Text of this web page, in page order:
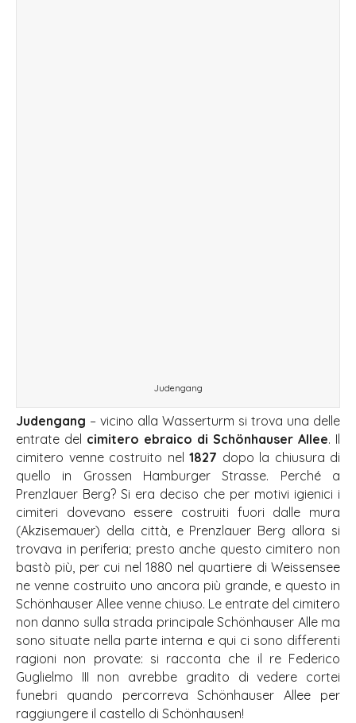
Judengang
Judengang – vicino alla Wasserturm si trova una delle
entrate del cimitero ebraico di Schönhauser Allee. Il
cimitero venne costruito nel 1827 dopo la chiusura di
quello in Grossen Hamburger Strasse. Perché a
Prenzlauer Berg? Si era deciso che per motivi igienici i
cimiteri dovevano essere costruiti fuori dalle mura
(Akzisemauer) della città, e Prenzlauer Berg allora si
trovava in periferia; presto anche questo cimitero non
bastò più, per cui nel 1880 nel quartiere di Weissensee
ne venne costruito uno ancora più grande, e questo in
Schönhauser Allee venne chiuso. Le entrate del cimitero
non danno sulla strada principale Schönhauser Alle ma
sono situate nella parte interna e qui ci sono differenti
ragioni non provate: si racconta che il re Federico
Guglielmo III non avrebbe gradito di vedere cortei
funebri quando percorreva Schönhauser Allee per
raggiungere il castello di Schönhausen!